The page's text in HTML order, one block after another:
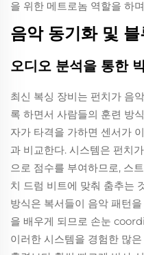
을 위한 메트로놈 역할을 하
음악 동기화 및
오디오 분석을 통한
최신 복싱 장비는 펀치가 음
록 하면서 사람들의 훈련 방
자가 타격을 가하면 센서가
과 비교한다. 시스템은 펀치
으로 점수를 부여하므로, 스
치 드럼 비트에 맞춰 춤추는
방식은 복서들이 음악 패턴
을 배우게 되므로 손눈
이러한 시스템을 경험한 많